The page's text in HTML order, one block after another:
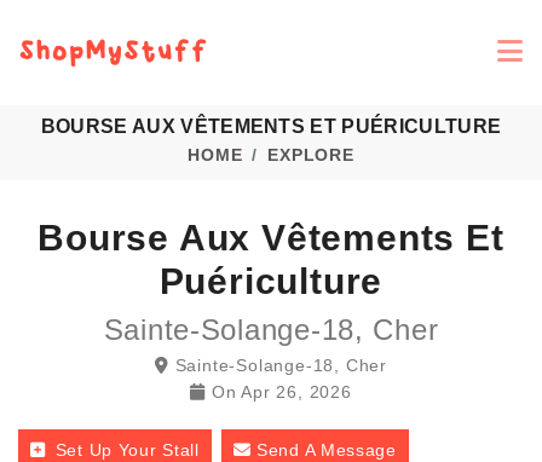
BOURSE AUX VÊTEMENTS ET PUÉRICULTURE
HOME EXPLORE
Bourse Aux Vêtements Et
Puériculture
Sainte-Solange-18, Cher
Sainte-Solange-18, Cher
On Apr 26, 2026
Set Up Your Stall Send A Message